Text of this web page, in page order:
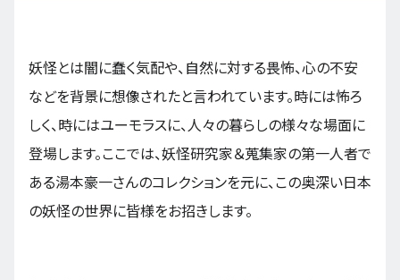
EN ZH KO ES
妖怪とは闇に蠢く気配や、自然に対する畏怖、心の不安
などを背景に想像されたと言われています。時には怖ろ
しく、時にはユーモラスに、人々の暮らしの様々な場面に
登場します。ここでは、妖怪研究家＆蒐集家の第一人者で
ある湯本豪一さんのコレクションを元に、この奥深い日本
の妖怪の世界に皆様をお招きします。